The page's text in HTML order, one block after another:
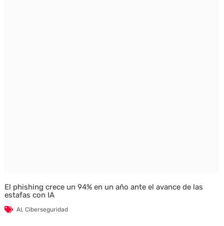
El phishing crece un 94% en un año ante el avance de las
estafas con IA
AI, Ciberseguridad